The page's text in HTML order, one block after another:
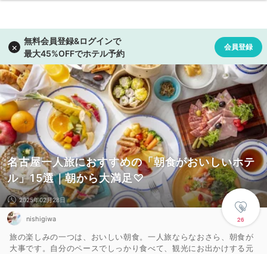
名古屋一人旅におすすめの「朝食がおいしいホテ
ル」15選｜朝から大満足♡
26
2025年02月28日
nishigiwa
旅の楽しみの一つは、おいしい朝食。一人旅ならなおさら、朝食が
大事です。自分のペースでしっかり食べて、観光にお出かけする元